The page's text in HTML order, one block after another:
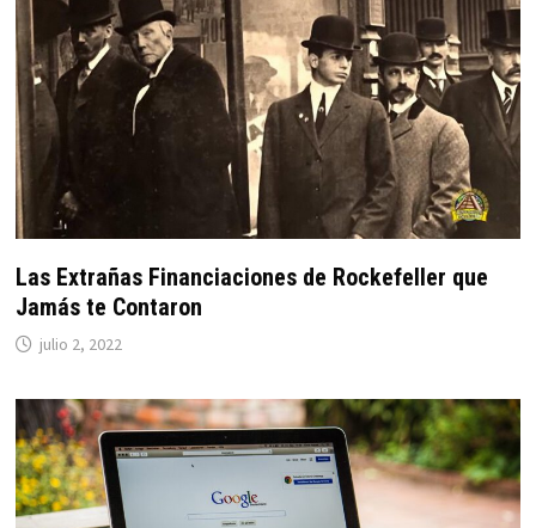
Las Extrañas Financiaciones de Rockefeller que
Jamás te Contaron
julio 2, 2022